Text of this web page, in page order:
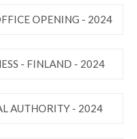
OPENING - 2024
- FINLAND - 2024
AUTHORITY - 2024